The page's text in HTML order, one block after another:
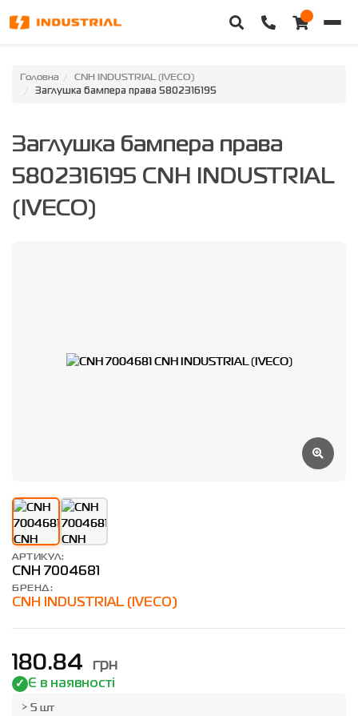
Головна
Категорії
Головна CNH INDUSTRIAL (IVECO)
Заглушка бампера права 5802316195
Заглушка бампера права
5802316195 CNH INDUSTRIAL
(IVECO)
АРТИКУЛ:
CNH 7004681
БРЕНД:
CNH INDUSTRIAL (IVECO)
180.84 грн
Є в наявності
> 5 шт